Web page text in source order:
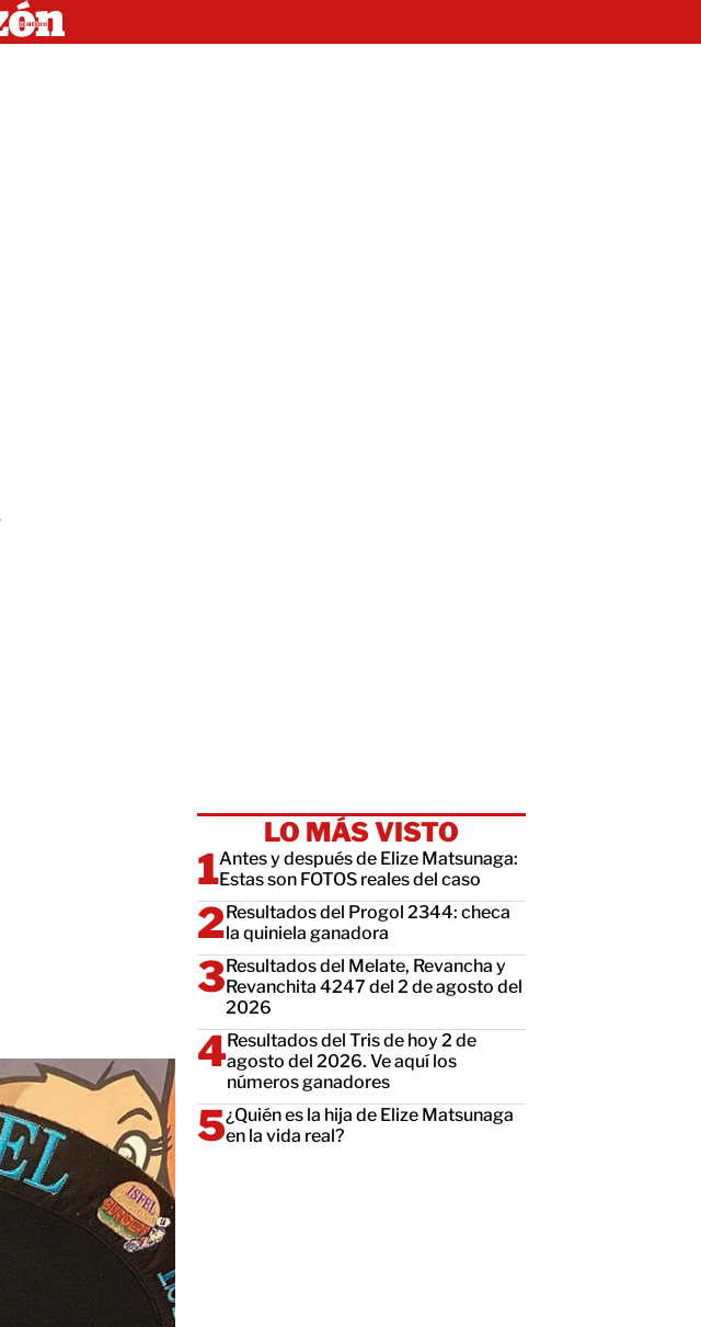
LO MÁS VISTO
Antes y después de Elize Matsunaga:
Estas son FOTOS reales del caso
Resultados del Progol 2344: checa
la quiniela ganadora
Resultados del Melate, Revancha y
Revanchita 4247 del 2 de agosto del
2026
Resultados del Tris de hoy 2 de
agosto del 2026. Ve aquí los
números ganadores
¿Quién es la hija de Elize Matsunaga
en la vida real?